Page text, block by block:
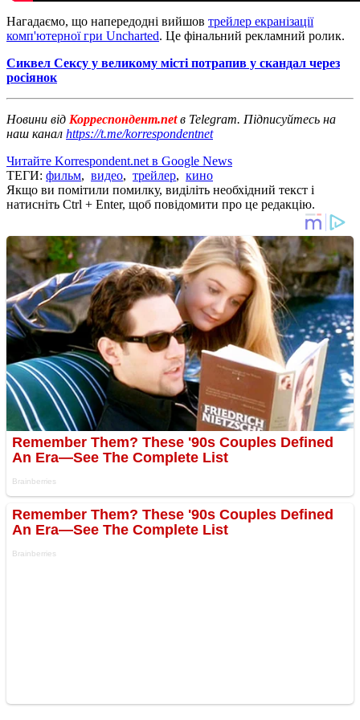
Нагадаємо, що напередодні вийшов трейлер екранізації
комп'ютерної гри Uncharted. Це фінальний рекламний ролик.
Сиквел Сексу у великому місті потрапив у скандал через
росіянок
Новини від Корреспондент.netв Telegram. Підписуйтесь на
наш канал https://t.me/korrespondentnet
Читайте Korrespondent.net в Google News
ТЕГИ: фильм, видео, трейлер, кино
Якщо ви помітили помилку, виділіть необхідний текст і
натисніть Ctrl + Enter, щоб повідомити про це редакцію.